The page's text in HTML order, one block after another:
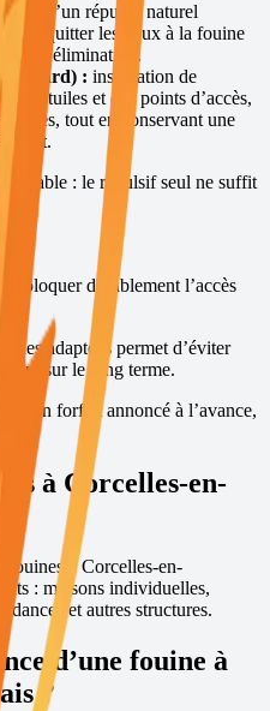
place d’un répulsif naturel
faire quitter les lieux à la fouine
sans élimination.
tard) : installation de
des tuiles et des points d’accès,
tout en conservant une
: le répulsif seul ne suffit
bloquer durablement l’accès
adaptées permet d’éviter
sur le long terme.
un forfait annoncé à l’avance,
à Corcelles-en-
fouines àCorcelles-en-
: maisons individuelles,
et autres structures.
d’une fouine à
?